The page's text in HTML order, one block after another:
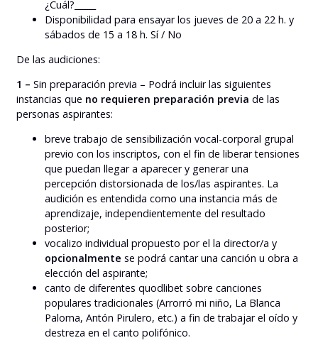
¿Cuál?_____
Disponibilidad para ensayar los jueves de 20 a 22 h. y
sábados de 15 a 18 h. Sí / No
De las audiciones:
1 – Sin preparación previa – Podrá incluir las siguientes
instancias que no requieren preparación previa de las
personas aspirantes:
breve trabajo de sensibilización vocal-corporal grupal
previo con los inscriptos, con el fin de liberar tensiones
que puedan llegar a aparecer y generar una
percepción distorsionada de los/las aspirantes. La
audición es entendida como una instancia más de
aprendizaje, independientemente del resultado
posterior;
vocalizo individual propuesto por el la director/a y
opcionalmente se podrá cantar una canción u obra a
elección del aspirante;
canto de diferentes quodlibet sobre canciones
populares tradicionales (Arrorró mi niño, La Blanca
Paloma, Antón Pirulero, etc.) a fin de trabajar el oído y
destreza en el canto polifónico.